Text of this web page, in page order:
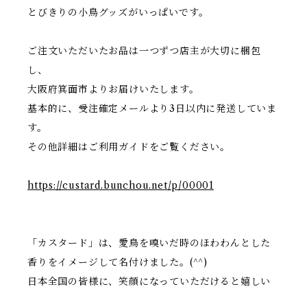
とびきりの小鳥グッズがいっぱいです。
ご注文いただいたお品は一つずつ店主が大切に梱包
し、
大阪府箕面市よりお届けいたします。
基本的に、受注確定メールより3日以内に発送していま
す。
その他詳細はご利用ガイドをご覧ください。
https://custard.bunchou.net/p/00001
「カスタード」は、愛鳥を嗅いだ時のほわわんとした
香りをイメージして名付けました。(^^)
日本全国の皆様に、笑顔になっていただけると嬉しい